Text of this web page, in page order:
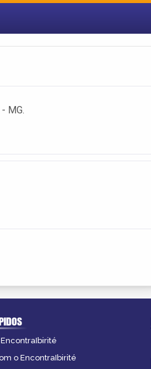
MG.
o EncontraIbirité